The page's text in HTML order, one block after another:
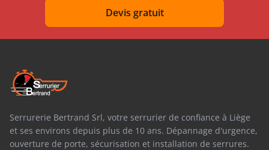
Devis gratuit
Serrurerie Bertrand Srl, votre serrurier de confiance à Liège
et ses environs depuis plus de 10 ans. Dépannage d'urgence,
ouverture de porte, sécurisation et installation de serrures.